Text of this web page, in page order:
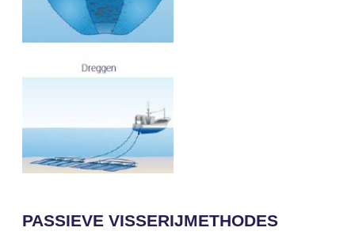
PASSIEVE VISSERIJMETHODES